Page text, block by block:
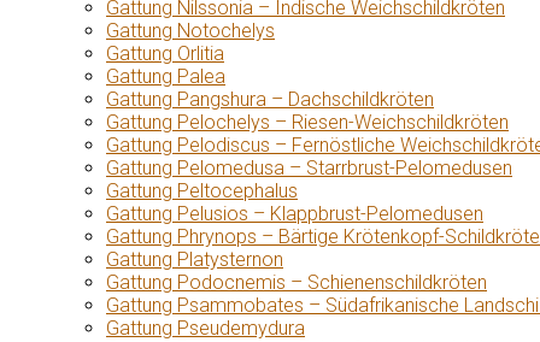
Gattung Nilssonia – Indische Weichschildkröten
Gattung Notochelys
Gattung Orlitia
Gattung Palea
Gattung Pangshura – Dachschildkröten
Gattung Pelochelys – Riesen-Weichschildkröten
Gattung Pelodiscus – Fernöstliche
Gattung Pelomedusa – Starrbrust-Pelomedusen
Gattung Peltocephalus
Gattung Pelusios – Klappbrust-Pelomedusen
Gattung Phrynops – Bärtige Krötenkopf-
Gattung Platysternon
Gattung Podocnemis – Schienenschildkröten
Gattung Psammobates – Südafrikanische
Gattung Pseudemydura